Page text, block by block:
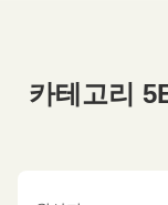
카테고리